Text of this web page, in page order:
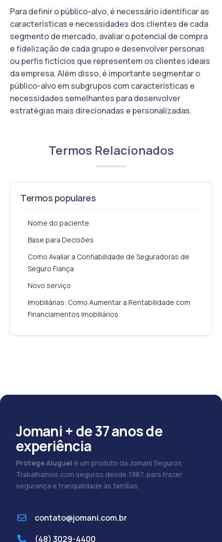
Para definir o público-alvo, é necessário identificar as
características e necessidades dos clientes de cada
segmento de mercado, avaliar o potencial de compra
e fidelização de cada grupo e desenvolver personas
ou perfis fictícios que representem os clientes ideais
da empresa. Além disso, é importante segmentar o
público-alvo em subgrupos com características e
necessidades semelhantes para desenvolver
estratégias mais direcionadas e personalizadas.
Termos Relacionados
Termos populares
Nome do paciente
Base para Decisões
Como Avaliar a Confiabilidade de Seguradoras de
Seguro Fiança
Novo serviço
Imobiliárias: Como Aumentar a Rentabilidade com
Financiamentos Imobiliários
Jomani + de 37 anos de
experiência
Protege Aluguel é um produto da Jomani Seguros.
Trabalhamos com seguros desde 1987, para trazer
segurança e tranquilidade às famílias.
contato@jomani.com.br
(48) 3029-4400